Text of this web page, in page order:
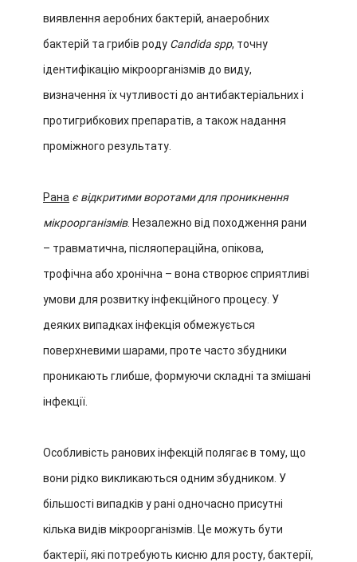
виявлення аеробних бактерій, анаеробних
бактерій та грибів роду Candida spp, точну
ідентифікацію мікроорганізмів до виду,
визначення їх чутливості до антибактеріальних і
протигрибкових препаратів, а також надання
проміжного результату.
Рана є відкритими воротами для проникнення
мікроорганізмів. Незалежно від походження рани
– травматична, післяопераційна, опікова,
трофічна або хронічна – вона створює сприятливі
умови для розвитку інфекційного процесу. У
деяких випадках інфекція обмежується
поверхневими шарами, проте часто збудники
проникають глибше, формуючи складні та змішані
інфекції.
Особливість ранових інфекцій полягає в тому, що
вони рідко викликаються одним збудником. У
більшості випадків у рані одночасно присутні
кілька видів мікроорганізмів. Це можуть бути
бактерії, які потребують кисню для росту, бактерії,